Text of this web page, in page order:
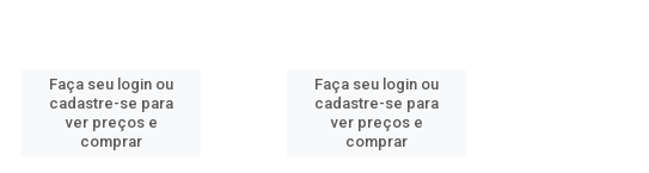
Faça seu login ou
cadastre-se para
ver preços e
comprar
Faça seu login ou
cadastre-se para
ver preços e
comprar